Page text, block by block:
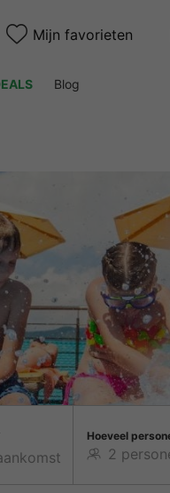
Mijn favorieten
Blog
Hoeveel